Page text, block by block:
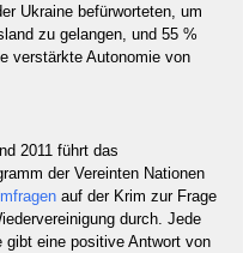
Ukraine befürworteten, um
zu gelangen, und 55 %
verstärkte Autonomie von
2011 führt das
der Vereinten Nationen
auf der Krim zur Frage
durch. Jede
gibt eine positive Antwort von